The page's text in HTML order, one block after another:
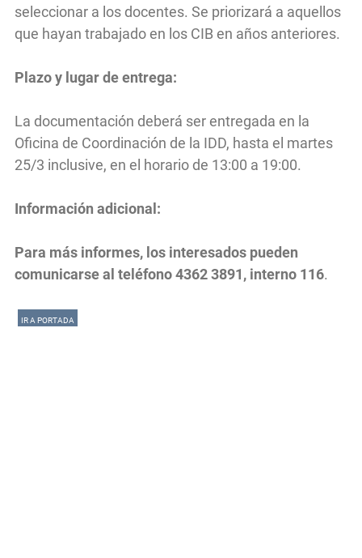
seleccionar a los docentes. Se priorizará a aquellos
que hayan trabajado en los CIB en años anteriores.
Plazo y lugar de entrega:
La documentación deberá ser entregada en la
Oficina de Coordinación de la IDD, hasta el martes
25/3 inclusive, en el horario de 13:00 a 19:00.
Información adicional:
Para más informes, los interesados pueden
comunicarse al teléfono 4362 3891, interno 116.
IR A PORTADA